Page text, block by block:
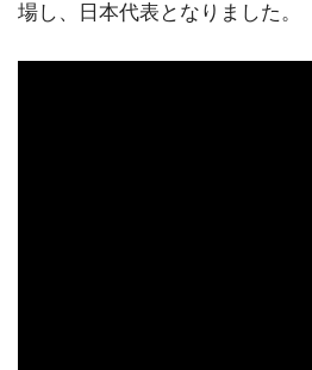
場し、日本代表となりました。